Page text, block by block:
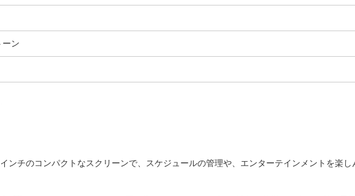
ーン
ンチのコンパクトなスクリーンで、スケジュールの管理や、エンターテインメントを楽